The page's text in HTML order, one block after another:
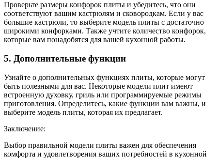
Проверьте размеры конфорок плиты и убедитесь, что они
соответствуют вашим кастрюлям и сковородкам. Если у вас
большие кастрюли, то выберите модель плиты с достаточно
широкими конфорками. Также учтите количество конфорок,
которые вам понадобятся для вашей кухонной работы.
5. Дополнительные функции
Узнайте о дополнительных функциях плиты, которые могут
быть полезными для вас. Некоторые модели плит имеют
встроенную духовку, гриль или программируемые режимы
приготовления. Определитесь, какие функции вам важны, и
выберите модель плиты, которая их предлагает.
Заключение:
Выбор правильной модели плиты важен для обеспечения
комфорта и удовлетворения ваших потребностей в кухонной